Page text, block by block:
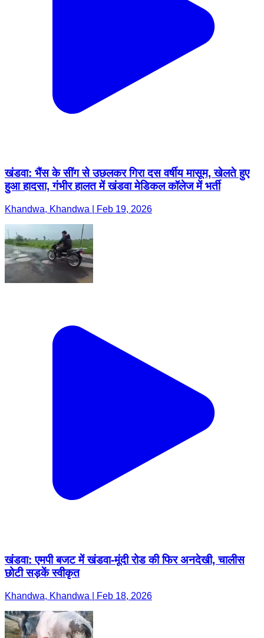
खंडवा: भैंस के सींग से उछलकर गिरा दस वर्षीय मासूम, खेलते हुए
हुआ हादसा, गंभीर हालत में खंडवा मेडिकल कॉलेज में भर्ती
Khandwa, Khandwa | Feb 19, 2026
खंडवा: एमपी बजट में खंडवा-मूंदी रोड की फिर अनदेखी, चालीस
छोटी सड़कें स्वीकृत
Khandwa, Khandwa | Feb 18, 2026